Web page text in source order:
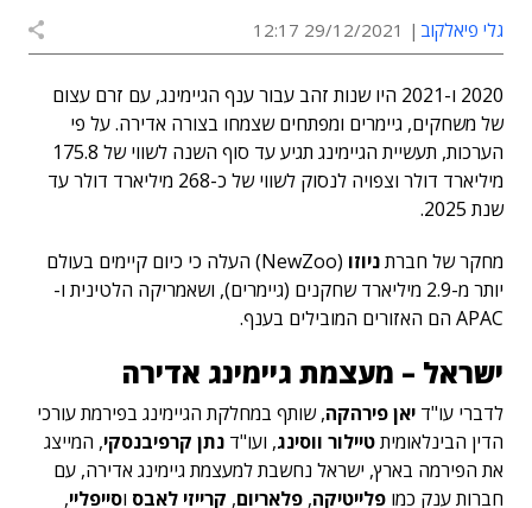
גלי פיאלקוב 29/12/2021 12:17
2020 ו-2021 היו שנות זהב עבור ענף הגיימינג, עם זרם עצום
של משחקים, גיימרים ומפתחים שצמחו בצורה אדירה. על פי
הערכות, תעשיית הגיימינג תגיע עד סוף השנה לשווי של 175.8
מיליארד דולר וצפויה לנסוק לשווי של כ-268 מיליארד דולר עד
שנת 2025.
מחקר של חברתניוזו
(NewZoo) העלה כי כיום קיימים בעולם
יותר מ-2.9 מיליארד שחקנים (גיימרים), ושאמריקה הלטינית ו-
APAC הם האזורים המובילים בענף.
ישראל – מעצמת גיימינג אדירה
לדברי עו"ד יאן פירהקה, שותף במחלקת הגיימינג בפירמת עורכי
הדין הבינלאומיתטיילור ווסינג, ועו"ד נתן קרפיבנסקי, המייצג
את הפירמה בארץ, ישראל נחשבת למעצמת גיימינג אדירה, עם
חברות ענק כמו פלייטיקה, פלאריום, קרייזי לאבס וסייפליי,